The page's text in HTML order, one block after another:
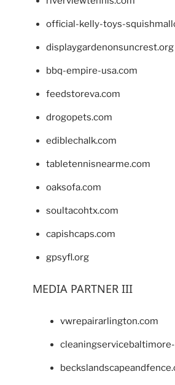
official-kelly-toys-
displaygardenonsuncrest.org
bbq-empire-usa.com
feedstoreva.com
drogopets.com
ediblechalk.com
tabletennisnearme.com
oaksofa.com
soultacohtx.com
capishcaps.com
gpsyfl.org
MEDIA PARTNER III
vwrepairarlington.com